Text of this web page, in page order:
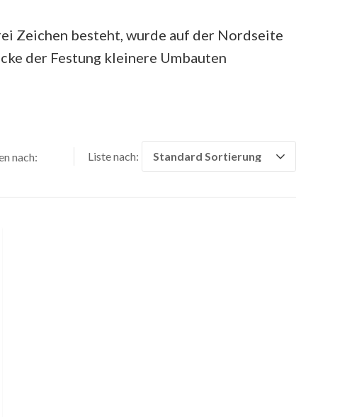
Zeichen besteht, wurde auf der Nordseite
der Festung kleinere Umbauten
nach: Liste nach: